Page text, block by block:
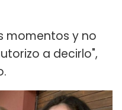
momentos y no
a decirlo",